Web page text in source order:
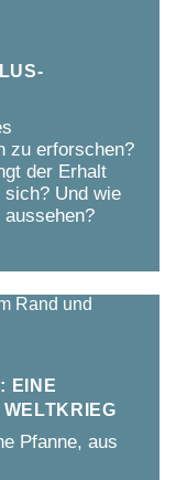
zu erforschen?
der Erhalt
Und wie
Eine
Weltkrieg
Pfanne, aus